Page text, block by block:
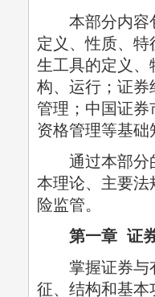
本部分内容包
定义、性质、
生工具的定义、
构、运行；证券
管理；中国证券
资格管理等基础
通过本部分的
本理论、主要法
险监管。
第一章 证券
掌握证券与有
征、结构和基本